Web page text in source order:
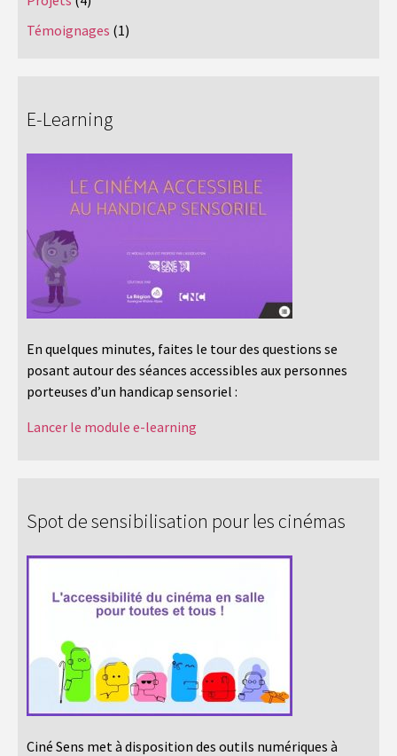
Témoignages (1)
E-Learning
En quelques minutes, faites le tour des questions se
posant autour des séances accessibles aux personnes
porteuses d’un handicap sensoriel :
Lancer le module e-learning
Spot de sensibilisation pour les cinémas
Ciné Sens met à disposition des outils numériques à